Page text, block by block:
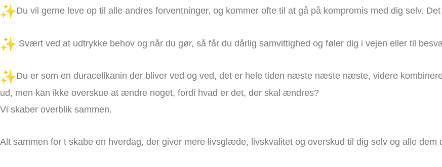
Du vil gerne leve op til alle andres forventninger, og kommer ofte til at gå på kompromis med dig selv.
Svært ved at udtrykke behov og når du gør, så får du dårlig samvittighed og føler dig i vejen eller til
Du er som en duracellkanin der bliver ved og ved, det er hele tiden næste næste næste, videre
ud, men kan ikke overskue at ændre noget, fordi hvad er det, der skal ændres?
Vi skaber overblik sammen.
Alt sammen for t skabe en hverdag, der giver mere livsglæde, livskvalitet og overskud til dig selv og alle dem